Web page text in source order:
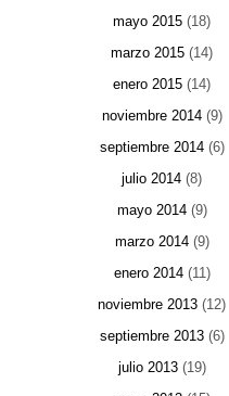
mayo 2015 (18)
marzo 2015 (14)
enero 2015 (14)
noviembre 2014(9)
septiembre 2014(6)
julio 2014 (8)
mayo 2014(9)
marzo 2014(9)
enero 2014(11)
noviembre 2013 (12)
septiembre 2013(6)
julio 2013(19)